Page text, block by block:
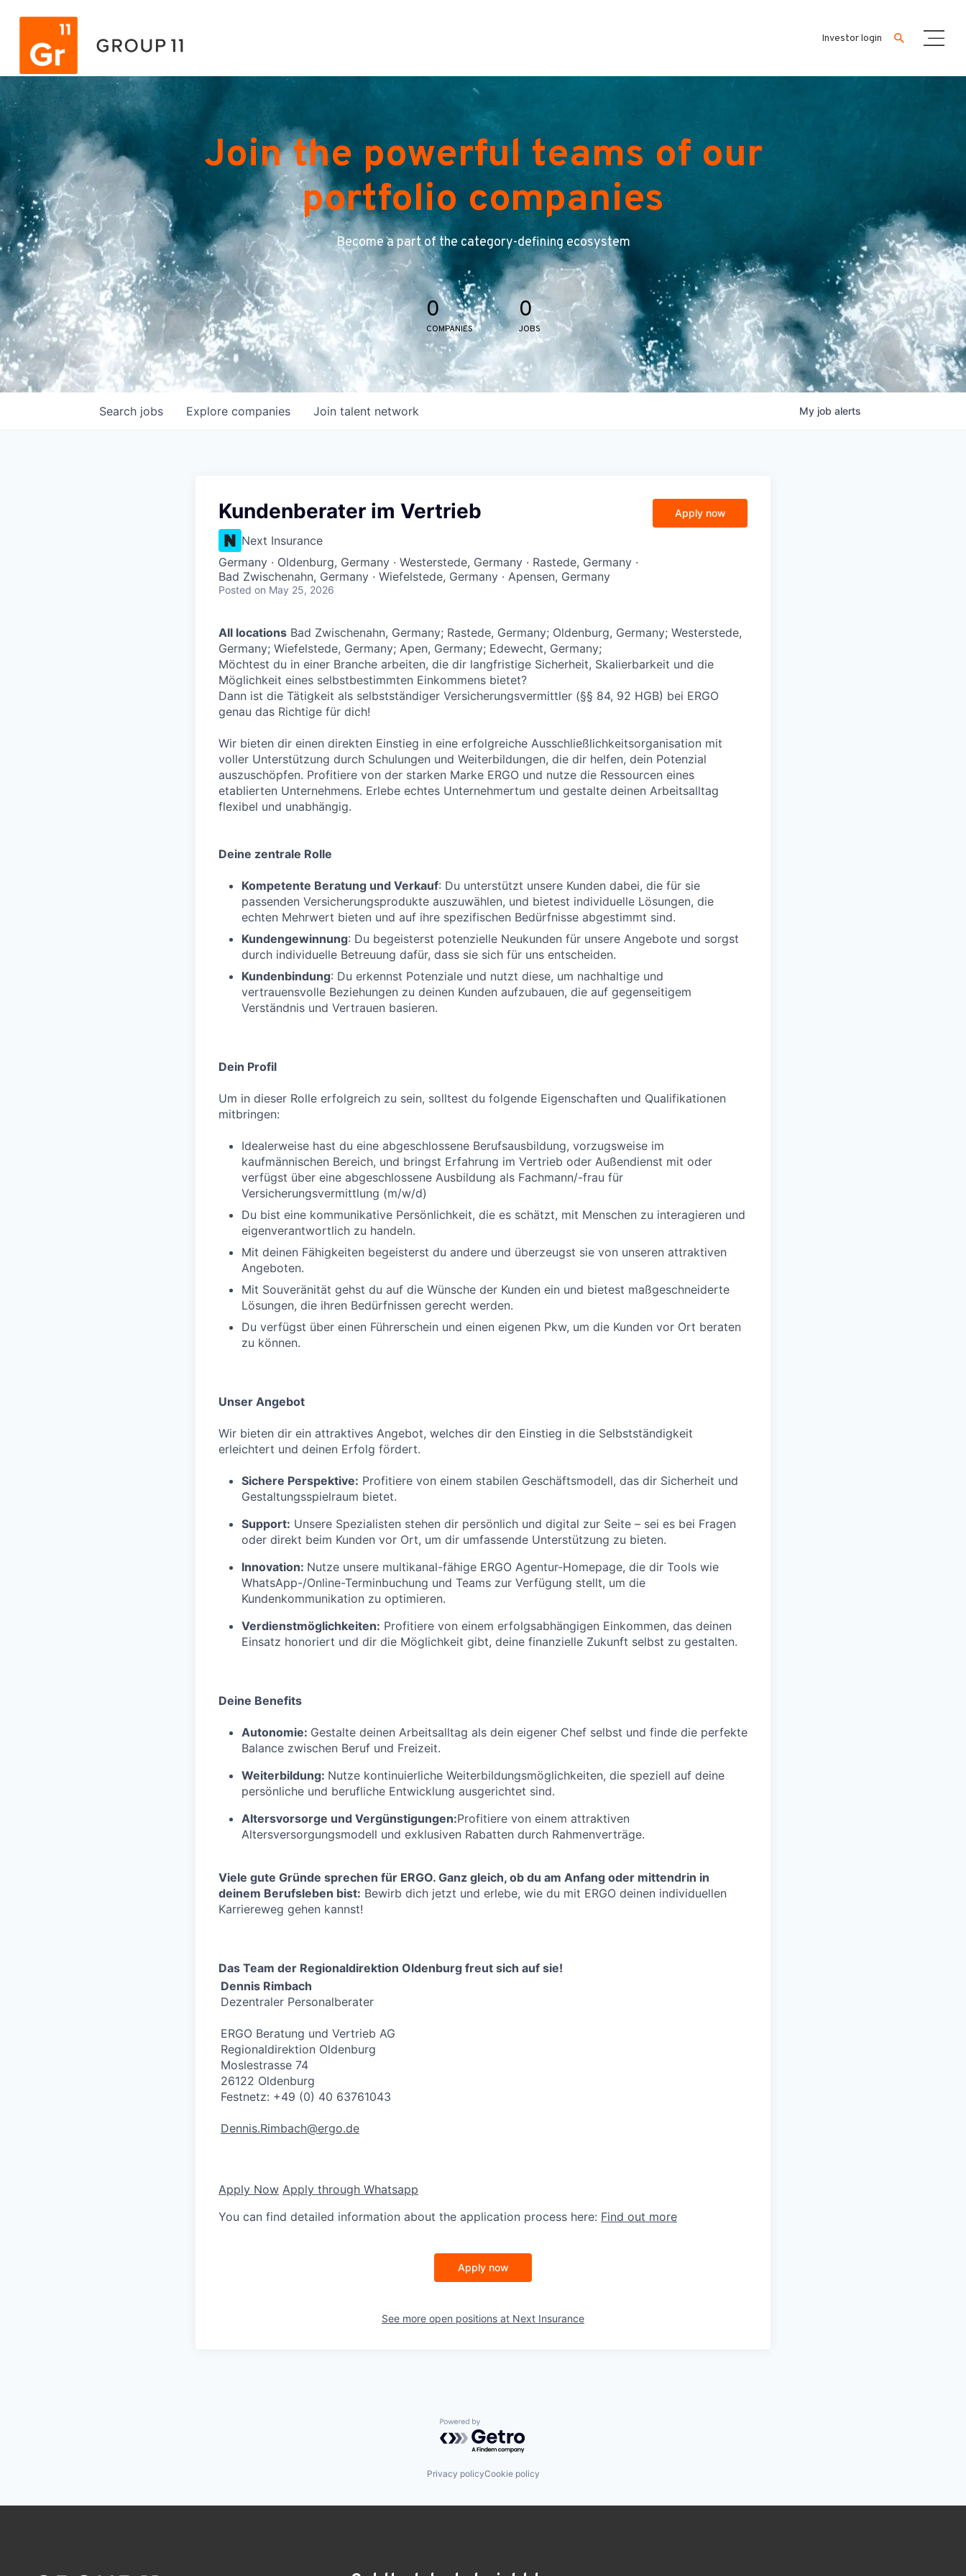
Investor login
Join the powerful teams of our
portfolio companies
Become a part of the category-defining ecosystem
0
COMPANIES
0
JOBS
Search jobs Explore companies Join talent network My job alerts
Kundenberater im Vertrieb
Next Insurance
Germany · Oldenburg, Germany · Westerstede, Germany · Rastede, Germany ·
Bad Zwischenahn, Germany · Wiefelstede, Germany · Apensen, Germany
Posted on May 25, 2026
Apply now
All locations Bad Zwischenahn, Germany; Rastede, Germany; Oldenburg, Germany; Westerstede,
Germany; Wiefelstede, Germany; Apen, Germany; Edewecht, Germany;
Möchtest du in einer Branche arbeiten, die dir langfristige Sicherheit, Skalierbarkeit und die
Möglichkeit eines selbstbestimmten Einkommens bietet?
Dann ist die Tätigkeit als selbstständiger Versicherungsvermittler (§§ 84, 92 HGB) bei ERGO
genau das Richtige für dich!
Wir bieten dir einen direkten Einstieg in eine erfolgreiche Ausschließlichkeitsorganisation mit
voller Unterstützung durch Schulungen und Weiterbildungen, die dir helfen, dein Potenzial
auszuschöpfen. Profitiere von der starken Marke ERGO und nutze die Ressourcen eines
etablierten Unternehmens. Erlebe echtes Unternehmertum und gestalte deinen Arbeitsalltag
flexibel und unabhängig.
Deine zentrale Rolle
Kompetente Beratung und Verkauf: Du unterstützt unsere Kunden dabei, die für sie
passenden Versicherungsprodukte auszuwählen, und bietest individuelle Lösungen, die
echten Mehrwert bieten und auf ihre spezifischen Bedürfnisse abgestimmt sind.
Kundengewinnung: Du begeisterst potenzielle Neukunden für unsere Angebote und sorgst
durch individuelle Betreuung dafür, dass sie sich für uns entscheiden.
Kundenbindung: Du erkennst Potenziale und nutzt diese, um nachhaltige und
vertrauensvolle Beziehungen zu deinen Kunden aufzubauen, die auf gegenseitigem
Verständnis und Vertrauen basieren.
Dein Profil
Um in dieser Rolle erfolgreich zu sein, solltest du folgende Eigenschaften und Qualifikationen
mitbringen:
Idealerweise hast du eine abgeschlossene Berufsausbildung, vorzugsweise im
kaufmännischen Bereich, und bringst Erfahrung im Vertrieb oder Außendienst mit oder
verfügst über eine abgeschlossene Ausbildung als Fachmann/-frau für
Versicherungsvermittlung (m/w/d)
Du bist eine kommunikative Persönlichkeit, die es schätzt, mit Menschen zu interagieren und
eigenverantwortlich zu handeln.
Mit deinen Fähigkeiten begeisterst du andere und überzeugst sie von unseren attraktiven
Angeboten.
Mit Souveränität gehst du auf die Wünsche der Kunden ein und bietest maßgeschneiderte
Lösungen, die ihren Bedürfnissen gerecht werden.
Du verfügst über einen Führerschein und einen eigenen Pkw, um die Kunden vor Ort beraten
zu können.
Unser Angebot
Wir bieten dir ein attraktives Angebot, welches dir den Einstieg in die Selbstständigkeit
erleichtert und deinen Erfolg fördert.
Sichere Perspektive: Profitiere von einem stabilen Geschäftsmodell, das dir Sicherheit und
Gestaltungsspielraum bietet.
Support: Unsere Spezialisten stehen dir persönlich und digital zur Seite – sei es bei Fragen
oder direkt beim Kunden vor Ort, um dir umfassende Unterstützung zu bieten.
Innovation: Nutze unsere multikanal-fähige ERGO Agentur-Homepage, die dir Tools wie
WhatsApp-/Online-Terminbuchung und Teams zur Verfügung stellt, um die
Kundenkommunikation zu optimieren.
Verdienstmöglichkeiten: Profitiere von einem erfolgsabhängigen Einkommen, das deinen
Einsatz honoriert und dir die Möglichkeit gibt, deine finanzielle Zukunft selbst zu gestalten.
Deine Benefits
Autonomie: Gestalte deinen Arbeitsalltag als dein eigener Chef selbst und finde die perfekte
Balance zwischen Beruf und Freizeit.
Weiterbildung: Nutze kontinuierliche Weiterbildungsmöglichkeiten, die speziell auf deine
persönliche und berufliche Entwicklung ausgerichtet sind.
Altersvorsorge und Vergünstigungen:Profitiere von einem attraktiven
Altersversorgungsmodell und exklusiven Rabatten durch Rahmenverträge.
Viele gute Gründe sprechen für ERGO. Ganz gleich, ob du am Anfang oder mittendrin in
deinem Berufsleben bist: Bewirb dich jetzt und erlebe, wie du mit ERGO deinen individuellen
Karriereweg gehen kannst!
Das Team der Regionaldirektion Oldenburg freut sich auf sie!
Dennis Rimbach
Dezentraler Personalberater
ERGO Beratung und Vertrieb AG
Regionaldirektion Oldenburg
Moslestrasse 74
26122 Oldenburg
Festnetz: +49 (0) 40 63761043
Dennis.Rimbach@ergo.de
Apply Now Apply through Whatsapp
You can find detailed information about the application process here: Find out more
Apply now
See more open positions at Next Insurance
Powered by Getro.com
Privacy policyCookie policy